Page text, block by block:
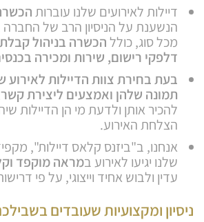
דיילות לאירועים שלנו עוברות
הנשענת על הניסיון הרב של החברה
מכל סוג, כוללהכשרה בניהול
דלפקי רישום, שירות ומכירה
בעת בחירת צוות הדיילות
תמונה שלהן ואמצעים ליצירת קשר
להכיר אותן ולדעת מי הן הדיילות
הצלחת האירוע.
אנחנו, ב"ביזנס קלאס דיילות",
שלנו יגיעו לאירוע במראה מוקפד
עדין ולבוש אחיד וייצוגי, על פי
ניסיון ומקצועיות שעובדים